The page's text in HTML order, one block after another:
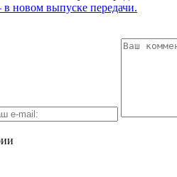
новом выпуске передачи.